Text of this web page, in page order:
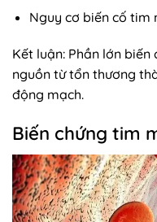
Nguy cơ biến cố tim
Kết luận: Phần lớn
nguồn từ tổn thương
động mạch.
Biến chứng tim